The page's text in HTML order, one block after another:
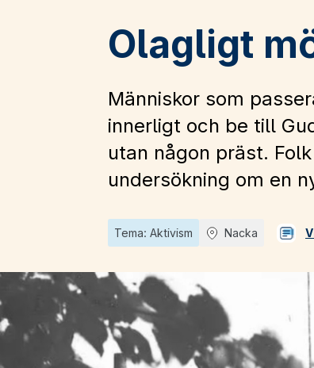
Olagligt
Människor som
innerligt och be till
utan någon präst.
undersökning om en
Tema: Aktivism Nacka